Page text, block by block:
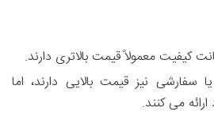
کیفیت معمولاً قیمت بالاتری دارند.
نیز قیمت بالایی دارند، اما
می کنند.